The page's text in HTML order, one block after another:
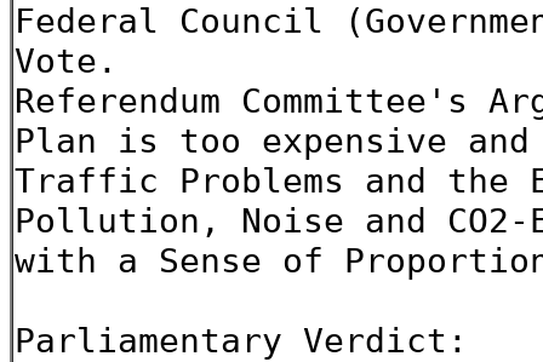
Federal Council
Vote.
Referendum Committee's
Plan is too expensive
Traffic Problems and the
Pollution, Noise and
with a Sense of
Parliamentary Verdict: